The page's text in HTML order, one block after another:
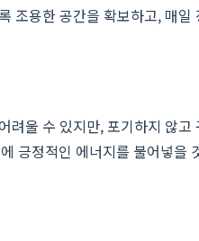
조용한 공간을 확보하고, 매
울 수 있지만, 포기하지 않
긍정적인 에너지를 불어넣을